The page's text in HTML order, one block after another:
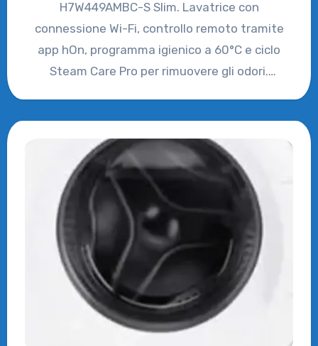
H7W449AMBC-S Slim. Lavatrice con
connessione Wi-Fi, controllo remoto tramite
app hOn, programma igienico a 60°C e ciclo
Steam Care Pro per rimuovere gli odori.